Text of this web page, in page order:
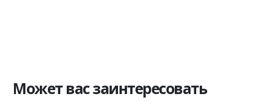
Может вас заинтересовать